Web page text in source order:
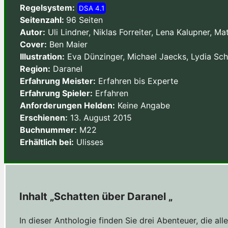
Regelsystem:
DSA 4.1
Seitenzahl: 96 Seiten
Autor: Uli Lindner, Niklas Forreiter, Lena Kalupner,
Cover: Ben Maier
Illustration: Eva Dünzinger, Michael Jaecks, Lydia
Region: Daranel
Erfahrung Meister: Erfahren bis Experte
Erfahrung Spieler: Erfahren
Anforderungen Helden: Keine Angabe
Erschienen: 13. August 2015
Buchnummer: M22
Erhältlich bei: Ulisses
Inhalt „Schatten über Daranel „
In dieser Anthologie finden Sie drei Abenteuer, die